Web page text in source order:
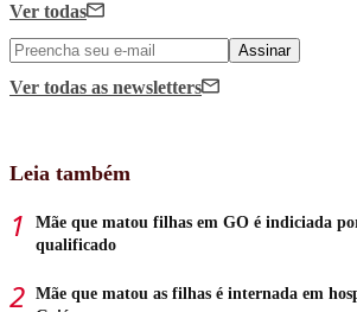
Ver todas
Assinar
Ver todas as newsletters
Leia também
Mãe que matou filhas em GO é indiciada
qualificado
Mãe que matou as filhas é internada em